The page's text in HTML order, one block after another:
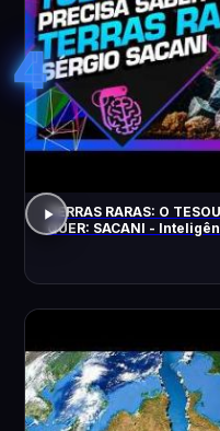
4
TERRAS RARAS: O
QUER: SACANI -